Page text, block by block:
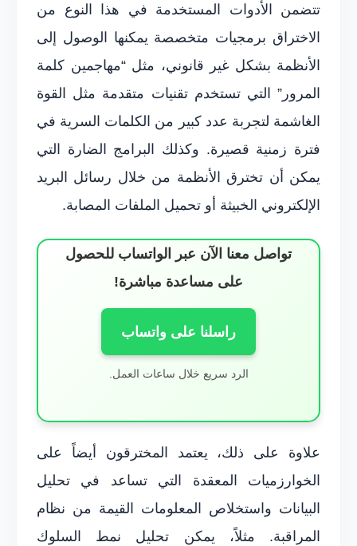
تتضمن الأدوات المستخدمة في هذا النوع من
الاختراق برمجيات متخصصة يمكنها الوصول إلى
الأنظمة بشكل غير قانوني، مثل “مهاجمين كلمة
المرور” التي تستخدم تقنيات متقدمة مثل القوة
الغاشمة لتجربة عدد كبير من الكلمات السرية في
فترة زمنية قصيرة. وكذلك البرامج الضارة التي
يمكن أن تخترق الأنظمة من خلال رسائل البريد
الإلكتروني الخبيثة أو تحميل الملفات المصابة.
تواصل معنا الآن عبر الواتساب للحصول
على مساعدة مباشرة!
راسلنا على واتساب
الرد سريع خلال ساعات العمل.
علاوة على ذلك، يعتمد المخترقون أيضاً على
الخوارزميات المعقدة التي تساعد في تحليل
البيانات واستخلاص المعلومات القيمة من نظام
المراقبة. مثلاً، يمكن تحليل نمط السلوك